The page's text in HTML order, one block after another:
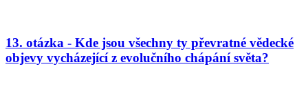
13. otázka - Kde jsou všechny ty převratné vědecké
objevy vycházející z evolučního chápání světa?